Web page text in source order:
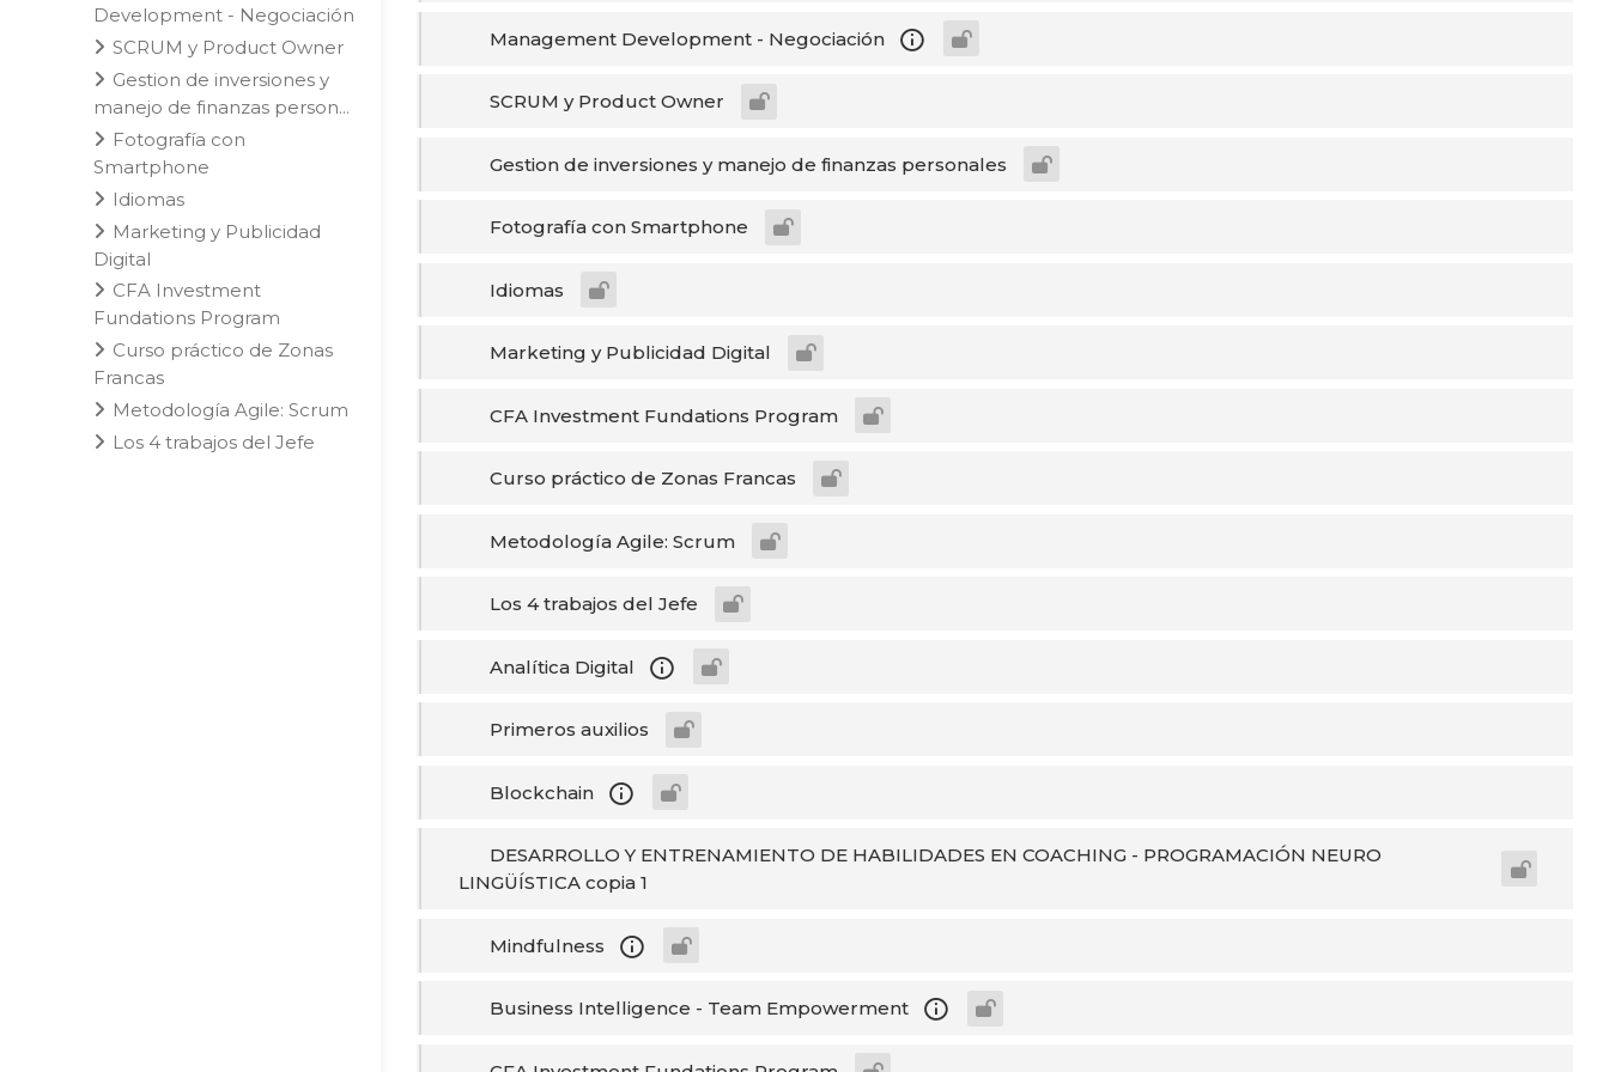
Development - Negociación
SCRUM y Product Owner
Gestion de inversiones y
manejo de finanzas person...
Fotografía con
Smartphone
Idiomas
Marketing y Publicidad
Digital
CFA Investment
Fundations Program
Curso práctico de Zonas
Francas
Metodología Agile: Scrum
Los 4 trabajos del Jefe
Management Development - Negociación
SCRUM y Product Owner
Gestion de inversiones y manejo de finanzas personales
Fotografía con Smartphone
Idiomas
Marketing y Publicidad Digital
CFA Investment Fundations Program
Curso práctico de Zonas Francas
Metodología Agile: Scrum
Los 4 trabajos del Jefe
Analítica Digital
Primeros auxilios
Blockchain
DESARROLLO Y ENTRENAMIENTO DE HABILIDADES EN COACHING - PROGRAMACIÓN NEURO
LINGÜÍSTICA copia 1
Mindfulness
Business Intelligence - Team Empowerment